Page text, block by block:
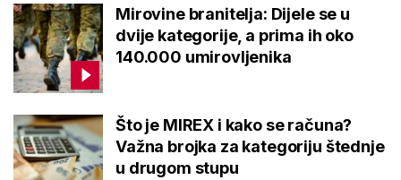
Mirovine branitelja: Dijele se u
dvije kategorije, a prima ih oko
140.000 umirovljenika
Što je MIREX i kako se računa?
Važna brojka za kategoriju štednje
u drugom stupu